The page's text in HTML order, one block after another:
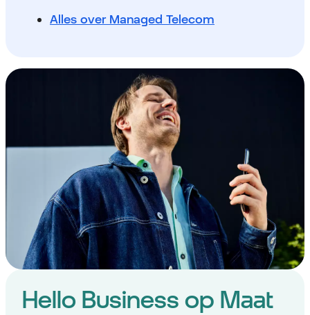
Alles over Managed Telecom
Hello Business op Maat